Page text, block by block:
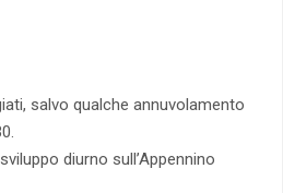
salvo qualche annuvolamento
diurno sull’Appennino